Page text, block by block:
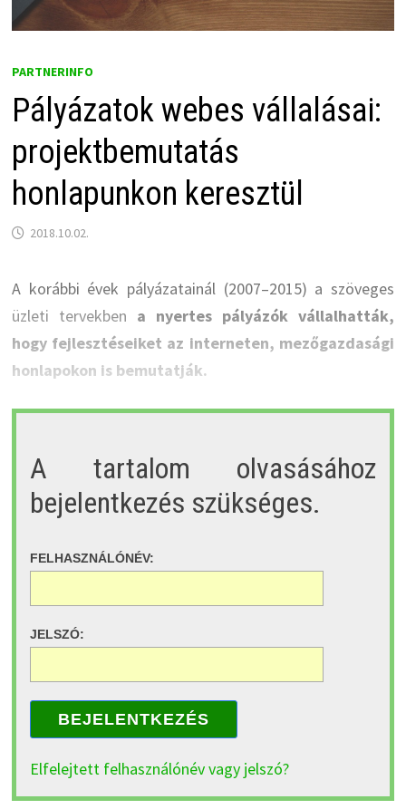
PARTNERINFO
Pályázatok webes vállalásai:
projektbemutatás
honlapunkon keresztül
2018.10.02.
A korábbi évek pályázatainál (2007–2015) a szöveges
üzleti tervekben a nyertes pályázók vállalhatták,
hogy fejlesztéseiket az interneten, mezőgazdasági
honlapokon is bemutatják.
A tartalom olvasásához
bejelentkezés szükséges.
FELHASZNÁLÓNÉV:
JELSZÓ:
BEJELENTKEZÉS
Elfelejtett felhasználónév vagy jelszó?